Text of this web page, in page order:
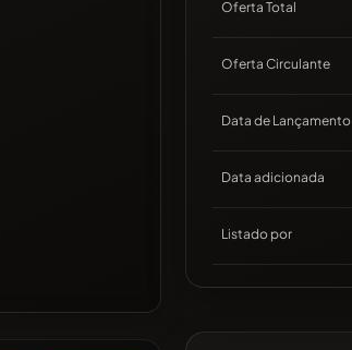
Oferta Total
Oferta Circulante
Data de Lançamento
Data adicionada
Listado por